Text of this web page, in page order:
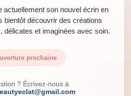
actuellement son nouvel écrin en
bientôt découvrir des créations
délicates et imaginées avec soin.
prochaine
? Écrivez-nous à